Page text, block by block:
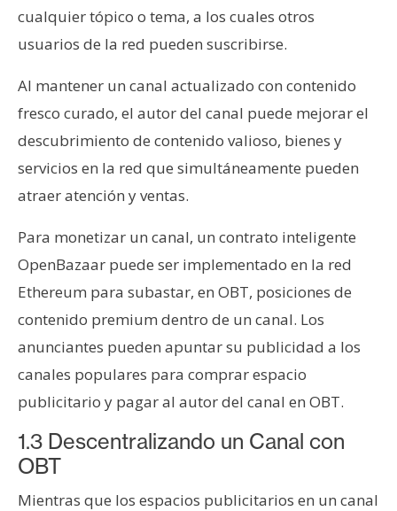
cualquier tópico o tema, a los cuales otros
usuarios de la red pueden suscribirse.
Al mantener un canal actualizado con contenido
fresco curado, el autor del canal puede mejorar el
descubrimiento de contenido valioso, bienes y
servicios en la red que simultáneamente pueden
atraer atención y ventas.
Para monetizar un canal, un contrato inteligente
OpenBazaar puede ser implementado en la red
Ethereum para subastar, en OBT, posiciones de
contenido premium dentro de un canal. Los
anunciantes pueden apuntar su publicidad a los
canales populares para comprar espacio
publicitario y pagar al autor del canal en OBT.
1.3 Descentralizando un Canal con
OBT
Mientras que los espacios publicitarios en un canal